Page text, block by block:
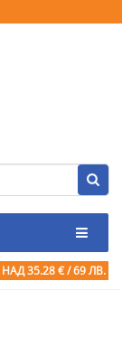
НАД 35.28 € / 69 ЛВ.